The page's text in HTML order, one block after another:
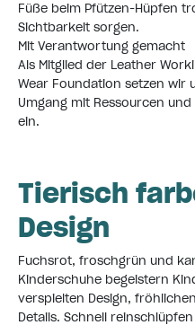
Füße beim Pfützen-Hüpfen
Sichtbarkeit sorgen.
Mit Verantwortung gemacht
Als Mitglied der Leather
Wear Foundation setzen wir
Umgang mit Ressourcen
ein.
Tierisch
Design
Fuchsrot, froschgrün und
Kinderschuhe begeistern
verspielten Design,
Details. Schnell